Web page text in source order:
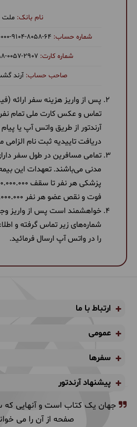
ملت
9104-8058-64
0057-2907
آرند
پس از واریز هزینه سفر ارائه
تماس و عکس کارت ملی تمام
آرندتور از طریق واتس آپ یا
دریافت تاییدیه ثبت نام الزامی
تمامی مسافرین در طول سفر
مدنی می‌باشند. تعهدات این
فوت و نقص عضو هر نفر 21.000.000.000 ریال)
خواهشمند است پس از واریز
شماره‌های زیر تماس گرفته و
را در واتس آپ ارسال فرمائید.
ارتباط با ما
عمومی
سفرها
پیشنهاد آرندتور
جهان یک کتاب است و آنهایی که
صفحه از آن را می